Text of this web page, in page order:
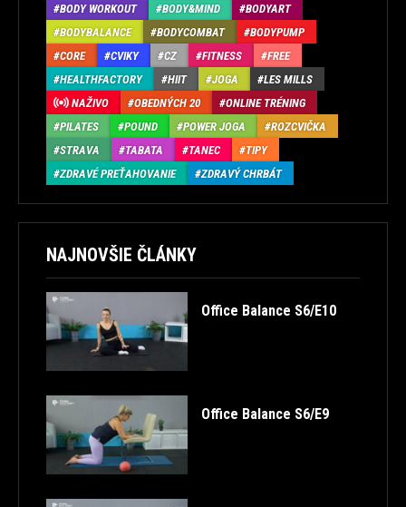
BODY WORKOUT
BODY&MIND
BODYART
BODYBALANCE
BODYCOMBAT
BODYPUMP
CORE
CVIKY CZ FITNESS
FREE
HEALTHFACTORY
HIIT JOGA
LES MILLS
NAŽIVO
OBEDNÝCH 20
ONLINE TRÉNING
PILATES
POUND POWER JOGA
ROZCVIČKA
STRAVA
TABATA TANEC
TIPY
ZDRAVÉ PREŤAHOVANIE
ZDRAVÝ CHRBÁT
NAJNOVŠIE ČLÁNKY
Office Balance S6/E10
Office Balance S6/E9